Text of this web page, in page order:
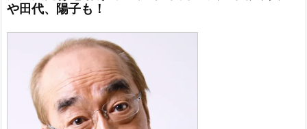
や田代、陽子も！